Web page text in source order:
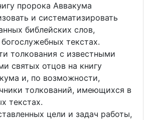
пророка Аввакума
и систематизировать
библейских слов,
текстах.
толкования с известными
святых отцов на книгу
и, по возможности,
толкований, имеющихся в
текстах.
цели и задач работы,